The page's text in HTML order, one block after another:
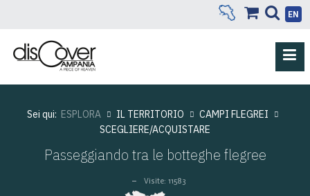
EN
Sei qui: ESPLORA IL TERRITORIO
CAMPI FLEGREI
SCEGLIERE/ACQUISTARE
Passeggiando tra le botteghe flegree
Visite: 11583